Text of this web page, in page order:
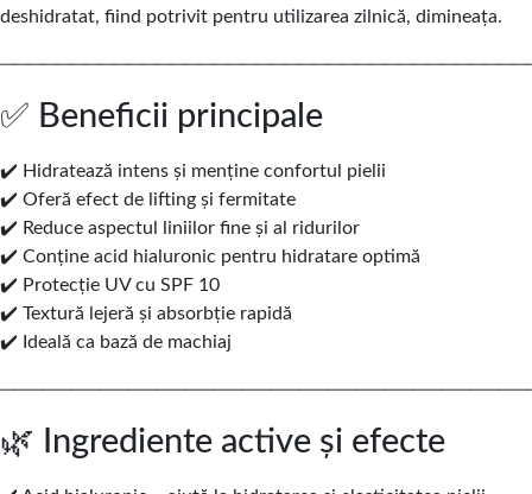
deshidratat, fiind potrivit pentru utilizarea zilnică, dimineața.
✅ Beneficii principale
✔️ Hidratează intens și menține confortul pielii
✔️ Oferă efect de lifting și fermitate
✔️ Reduce aspectul liniilor fine și al ridurilor
✔️ Conține acid hialuronic pentru hidratare optimă
✔️ Protecție UV cu SPF 10
✔️ Textură lejeră și absorbție rapidă
✔️ Ideală ca bază de machiaj
🌿 Ingrediente active și efecte